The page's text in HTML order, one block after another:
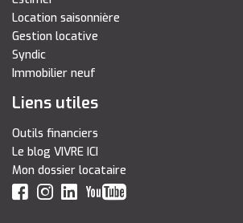
Location saisonnière
Gestion locative
Syndic
Immobilier neuf
Liens utiles
Outils financiers
Le blog VIVRE ICI
Mon dossier locataire